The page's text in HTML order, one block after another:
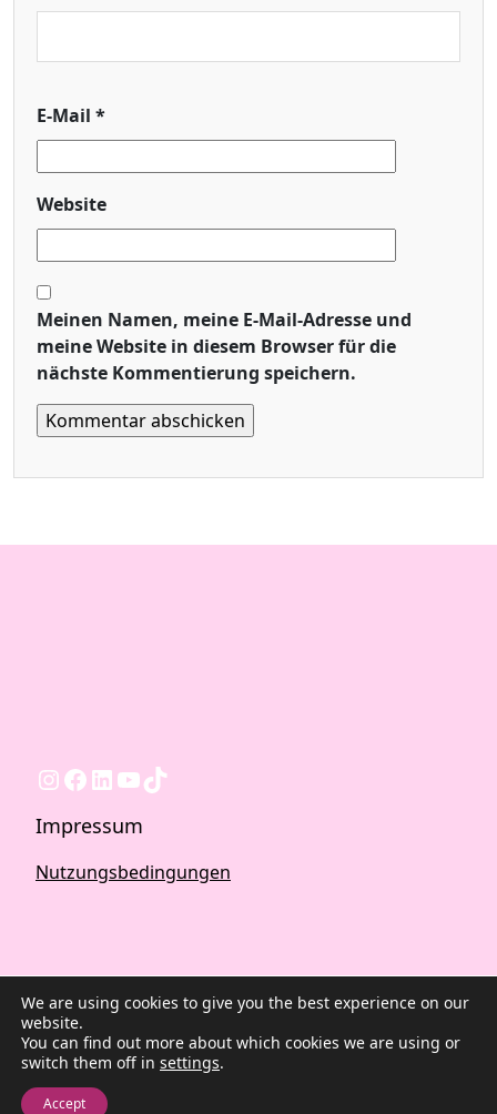
E-Mail *
Website
Meinen Namen, meine E-Mail-Adresse und
meine Website in diesem Browser für die
nächste Kommentierung speichern.
Instagram
Facebook
LinkedIn
YouTube
TikTok
Impressum
Nutzungsbedingungen
2026 ©Quest Blog WordPress Theme. Powered by
We are using cookies to give you the best experience on our
website.
You can find out more about which cookies we are using or
switch them off in settings.
Accept